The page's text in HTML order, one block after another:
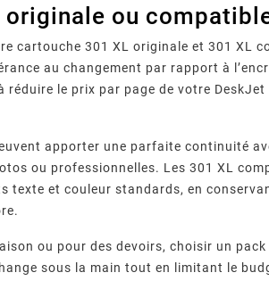
Epson : Que
Face Au Message «
Non Reconnue » ?
imprimante Epson
« cartouche non
» ? Causes, méthode
des mises à jour
firmware et ...
Quels
Leurs
Comment
normes
originale ou
cartouche 301 XL originale et 301 XL
au changement par rapport à
le prix par page de votre
apporter une parfaite continuité
ou professionnelles. Les 301 XL
texte et couleur standards, en
ou pour des devoirs, choisir un
sous la main tout en limitant le